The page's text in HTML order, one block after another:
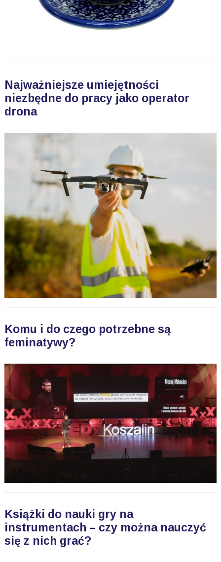
Najważniejsze umiejętności
niezbędne do pracy jako operator
drona
Komu i do czego potrzebne są
feminatywy?
Książki do nauki gry na
instrumentach – czy można nauczyć
się z nich grać?